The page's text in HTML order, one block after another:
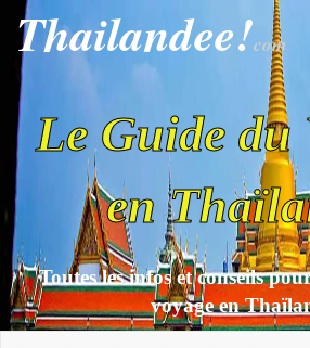
Thailandee!com
Le Guide du
en
Toutes les infos et conseils
voyage en